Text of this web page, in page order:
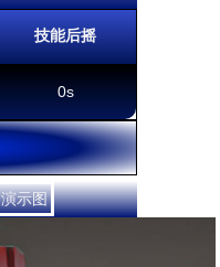
技能后摇
0s
演示图